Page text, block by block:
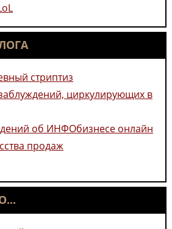
стриптиз
заблуждений, циркулирующих в
об ИНФОбизнесе онлайн
продаж